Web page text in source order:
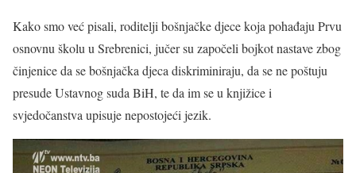
Kako smo već pisali, roditelji bošnjačke djece koja pohađaju Prvu
osnovnu školu u Srebrenici, jučer su započeli bojkot nastave zbog
činjenice da se bošnjačka djeca diskriminiraju, da se ne poštuju
presude Ustavnog suda BiH, te da im se u knjižice i
svjedočanstva upisuje nepostojeći jezik.